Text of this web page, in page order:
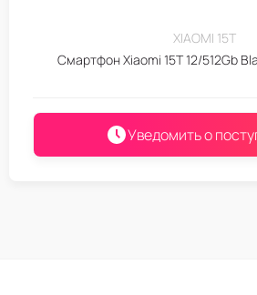
XIAOMI 15T
Смартфон Xiaomi 15T 12/512Gb
Уведомить о